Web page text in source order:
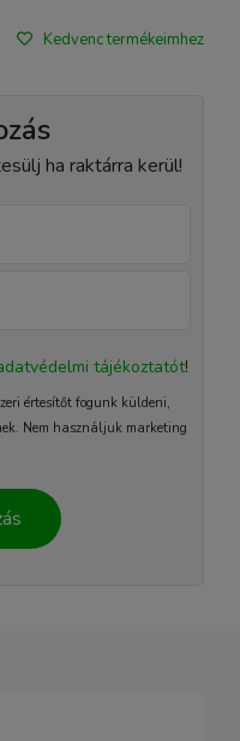
Kedvenc termékeimhez
ha raktárra kerül!
tájékoztatót!
értesítőt fogunk küldeni,
Nem használjuk marketing